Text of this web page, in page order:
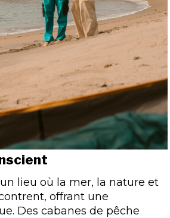
lieu où la mer, la nature et
offrant une
Des cabanes de pêche